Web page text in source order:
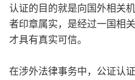
认证的目的就是向国外相关
者印章属实，是经过一国相
才具有真实可信。
在涉外法律事务中，公证认